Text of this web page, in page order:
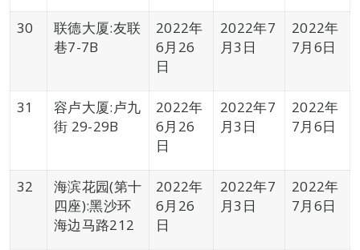
30
联德大厦:友联
巷7-7B
2022年
6月26
日
2022年7
月3日
2022年
7月6日
31
容卢大厦:卢九
街 29-29B
2022年
6月26
日
2022年7
月3日
2022年
7月6日
32
海滨花园(第十
四座):黑沙环
海边马路212
2022年
6月26
日
2022年7
月3日
2022年
7月6日